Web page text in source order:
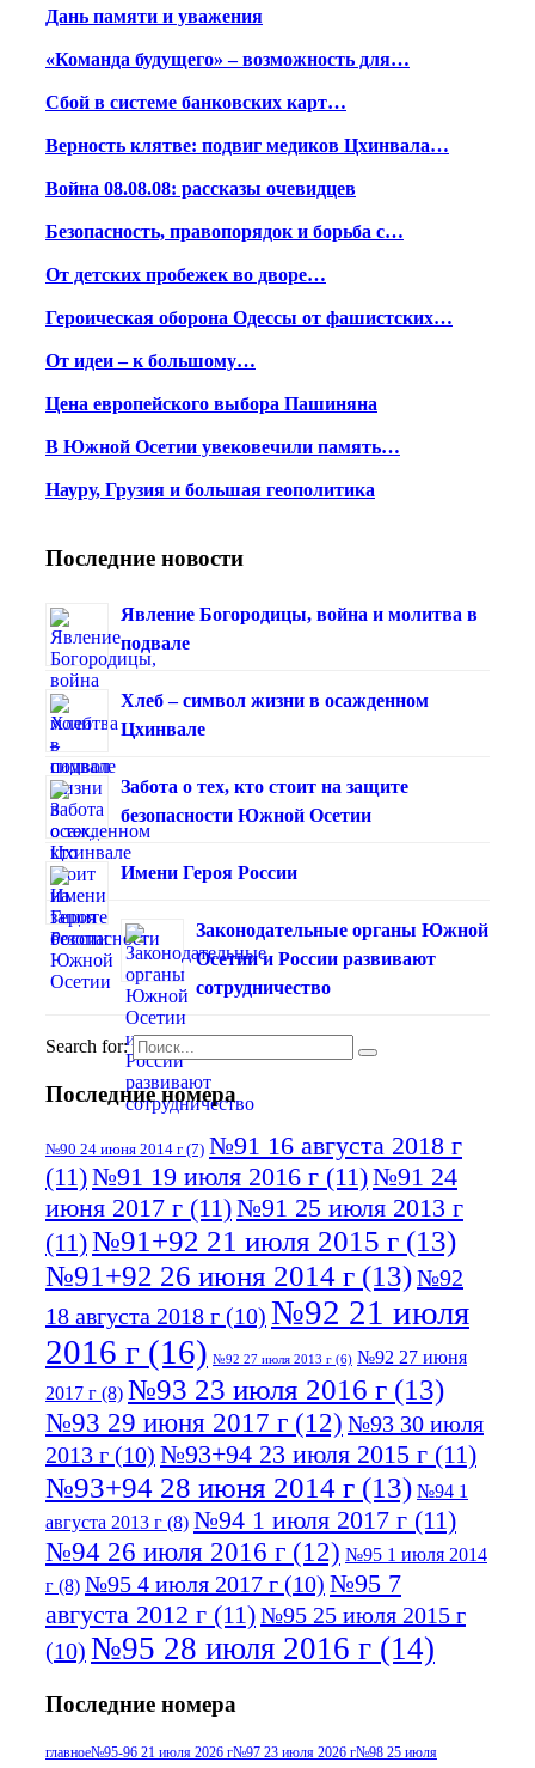
Дань памяти и уважения
«Команда будущего» – возможность для…
Сбой в системе банковских карт…
Верность клятве: подвиг медиков Цхинвала…
Война 08.08.08: рассказы очевидцев
Безопасность, правопорядок и борьба с…
От детских пробежек во дворе…
Героическая оборона Одессы от фашистских…
От идеи – к большому…
Цена европейского выбора Пашиняна
В Южной Осетии увековечили память…
Науру, Грузия и большая геополитика
Последние новости
Явление Богородицы, война и молитва в
подвале
Хлеб – символ жизни в осажденном
Цхинвале
Забота о тех, кто стоит на защите
безопасности Южной Осетии
Имени Героя России
Законодательные органы Южной
Осетии и России развивают
сотрудничество
Search for:
Последние номера
№90 24 июня 2014 г (7) №91 16 августа 2018 г
(11)№91 19 июля 2016 г (11)№91 24
июня 2017 г (11)№91 25 июля 2013 г
(11)№91+92 21 июля 2015 г (13)
№91+92 26 июня 2014 г (13)№92
18 августа 2018 г (10) №92 21 июля
2016 г (16) №92 27 июля 2013 г (6) №92 27 июня
2017 г (8) №93 23 июля 2016 г (13)
№93 29 июня 2017 г (12) №93 30 июля
2013 г (10) №93+94 23 июля 2015 г (11)
№93+94 28 июня 2014 г (13) №94 1
августа 2013 г (8) №94 1 июля 2017 г (11)
№94 26 июля 2016 г (12) №95 1 июля 2014
г (8) №95 4 июля 2017 г (10) №95 7
августа 2012 г (11)№95 25 июля 2015 г
(10) №95 28 июля 2016 г (14)
июля 2017 г(11)№96 9 августа 2012
г(13) №96 28 июля 2015 г(9) №96+97 3
Последние номера
главное№95-96 21 июля 2026 г№97 23 июля 2026 г№98 25 июля